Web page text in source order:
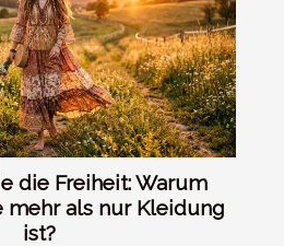
die Freiheit: Warum
mehr als nur Kleidung
ist?